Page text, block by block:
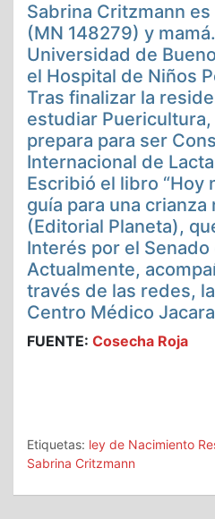
Sabrina Critzmann
(MN 148279) y
Universidad de
el Hospital de Niños
Tras finalizar la
estudiar
prepara para ser
Internacional de
Escribió el libro “Hoy
guía para una crianza
(Editorial Planeta),
Interés por el Senado
Actualmente,
través de las redes,
Centro Médico
FUENTE: Cosecha Roja
Etiquetas: ley de Nacimiento
Sabrina Critzmann